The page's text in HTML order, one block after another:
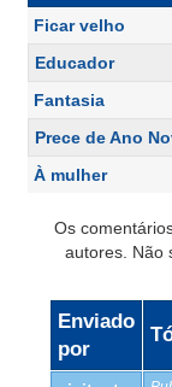
Ficar velho
Educador
Fantasia
Prece de Ano
À mulher
Os
autores. Não
Enviado
por